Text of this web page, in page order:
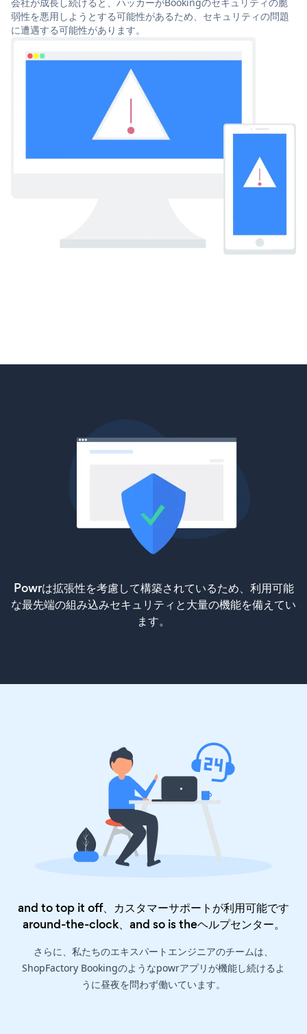
弱性を悪用しようとする可能性があるため、セキュリティの問題
に遭遇する可能性があります。
Powrは拡張性を考慮して構築されているため、利用可能
な最先端の組み込みセキュリティと大量の機能を備えてい
ます。
and to top it off、カスタマーサポートが利用可能です
around-the-clock、and so is theヘルプセンター。
さらに、私たちのエキスパートエンジニアのチームは、
ShopFactory Bookingのようなpowrアプリが機能し続けるよ
うに昼夜を問わず働いています。